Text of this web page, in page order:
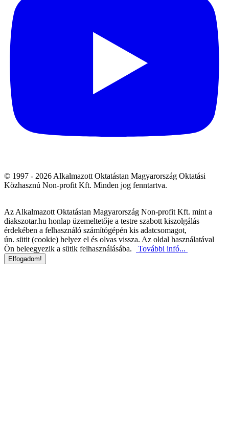
© 1997 - 2026 Alkalmazott Oktatástan Magyarország Oktatási
Közhasznú Non-profit Kft. Minden jog fenntartva.
Az Alkalmazott Oktatástan Magyarország Non-profit Kft. mint a
diakszotar.hu honlap üzemeltetője a testre szabott kiszolgálás
érdekében a felhasználó számítógépén kis adatcsomagot,
ún. sütit (cookie) helyez el és olvas vissza. Az oldal használatával
Ön beleegyezik a sütik felhasználásába.
További infó...
Elfogadom!